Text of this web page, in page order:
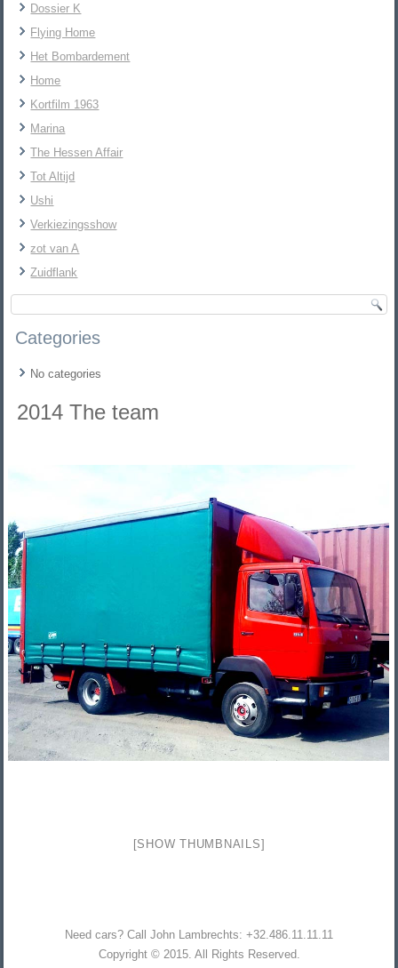
Dossier K
Flying Home
Het Bombardement
Home
Kortfilm 1963
Marina
The Hessen Affair
Tot Altijd
Ushi
Verkiezingsshow
zot van A
Zuidflank
Categories
No categories
2014 The team
[SHOW THUMBNAILS]
Need cars? Call John Lambrechts: +32.486.11.11.11
Copyright © 2015. All Rights Reserved.